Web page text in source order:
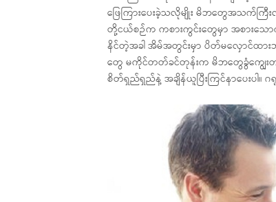
ဖြေကြားပေးခဲ့သလိုမျိုး မိဘတွေအသက်ကြီး
တို့ငယ်စဉ်က ကစားကွင်းတွေမှာ အစားသေ
နိင်တဲ့အခါ အိမ်အတွင်းမှာ ပိတ်မလှောင်ထားဘဲ
တွေ မကိုင်တတ်ခင်တုန်းက မိဘတွေခွံကျွေး
စိတ်ရှည်ရှည်နဲ့ အချိန်ယူပြီးကြင်နာပေးပါ။ ဂ